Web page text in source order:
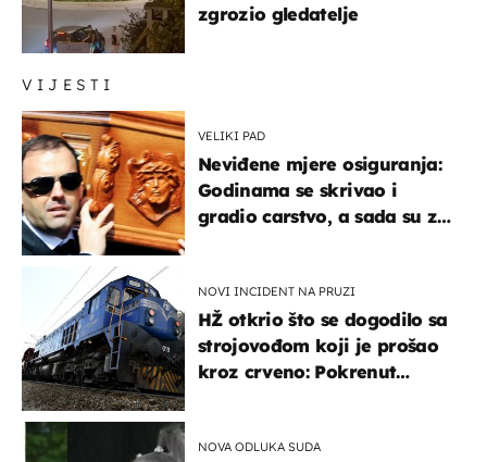
VIJESTI
VELIKI PAD
Neviđene mjere osiguranja:
Godinama se skrivao i
gradio carstvo, a sada su za
NOVI INCIDENT NA PRUZI
HŽ otkrio što se dogodilo sa
strojovođom koji je prošao
kroz crveno: Pokrenut
NOVA ODLUKA SUDA
zgrozio gledatelje